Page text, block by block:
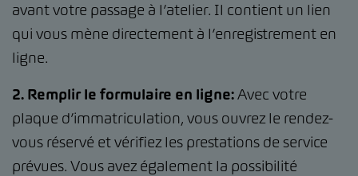
avant votre passage à l’atelier. Il contient un lien
qui vous mène directement à l’enregistrement en
ligne.
2. Remplir le formulaire en ligne:Avec votre
plaque d’immatriculation, vous ouvrez le rendez-
vous réservé et vérifiez les prestations de service
prévues. Vous avez également la possibilité